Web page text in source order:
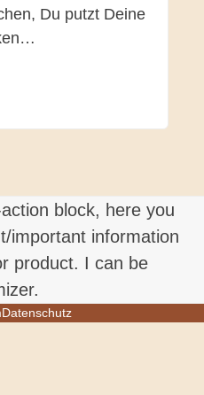
Du putzt Deine
block, here you
important information
product. I can be
Datenschutz